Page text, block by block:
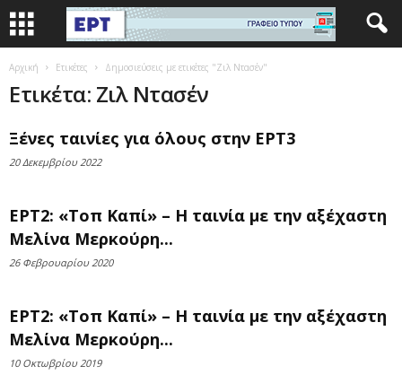
Αρχική Ετικέτες Δημοσιεύσεις με ετικέτες "Ζιλ Ντασέν"
Ετικέτα: Ζιλ Ντασέν
Ξένες ταινίες για όλους στην ΕΡΤ3
20 Δεκεμβρίου 2022
ΕΡΤ2: «Τοπ Καπί» – Η ταινία με την αξέχαστη
Μελίνα Μερκούρη...
26 Φεβρουαρίου 2020
ΕΡΤ2: «Τοπ Καπί» – Η ταινία με την αξέχαστη
Μελίνα Μερκούρη...
10 Οκτωβρίου 2019